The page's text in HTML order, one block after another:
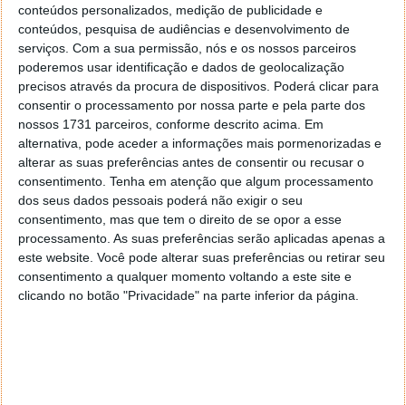
conteúdos personalizados, medição de publicidade e
conteúdos, pesquisa de audiências e desenvolvimento de
serviços. Com a sua permissão, nós e os nossos parceiros
poderemos usar identificação e dados de geolocalização
precisos através da procura de dispositivos. Poderá clicar para
consentir o processamento por nossa parte e pela parte dos
nossos 1731 parceiros, conforme descrito acima. Em
alternativa, pode aceder a informações mais pormenorizadas e
alterar as suas preferências antes de consentir ou recusar o
consentimento. Tenha em atenção que algum processamento
dos seus dados pessoais poderá não exigir o seu
consentimento, mas que tem o direito de se opor a esse
processamento. As suas preferências serão aplicadas apenas a
este website. Você pode alterar suas preferências ou retirar seu
consentimento a qualquer momento voltando a este site e
clicando no botão "Privacidade" na parte inferior da página.
A empresa norte-americana acaba de sair de um
trimestre forte na China. O seu mercado
internacional mais importante e onde está a
enfrentar uma concorrência cada vez mais intensa de
rivais locais do Android, como a Huawei. Além disso,
a Huawei mesmo sem loja americana disponibiliza na
sua loja o WeChat.
A estratégia da empresa de Cupertino de atrair
compradores que nunca tiveram um iPhone,
oferecendo um dispositivo mais barato, como foi o
iPhone SE, pode ser totalmente prejudicada.